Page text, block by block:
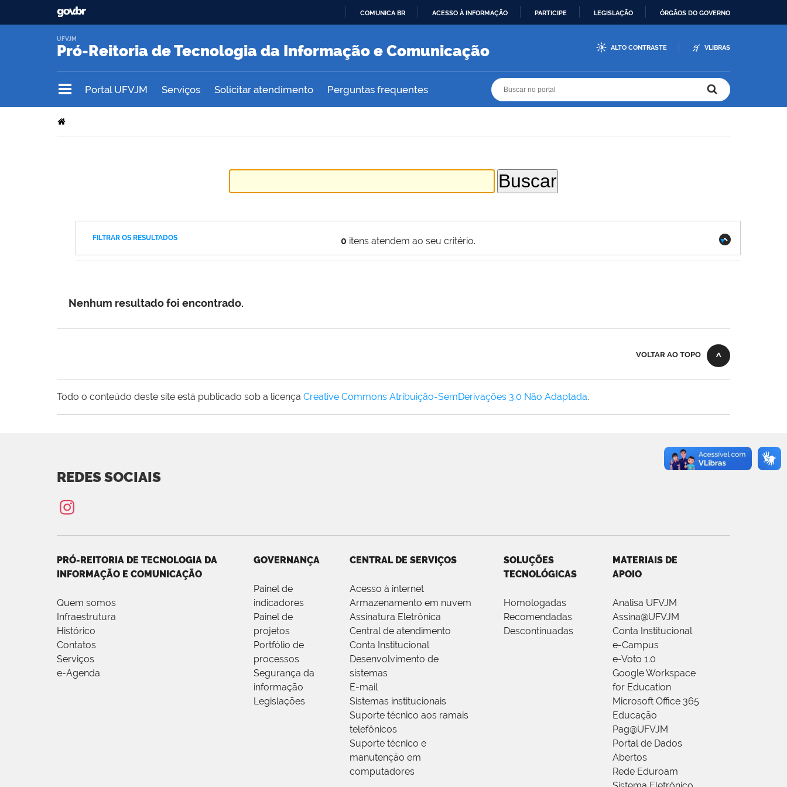
O
COMUNICA BR ACESSO À INFORMAÇÃO PARTICIPE LEGISLAÇÃO ÓRGÃOS DO GOVERNO
Pró-Reitoria de Tecnologia da Informação e Comunicação
UFVJM
ALTO CONTRASTE VLIBRAS
Portal UFVJM Serviços Solicitar atendimento Perguntas frequentes
0 itens atendem ao seu critério.
FILTRAR OS RESULTADOS
Nenhum resultado foi encontrado.
VOLTAR AO TOPO
Todo o conteúdo deste site está publicado sob a licença Creative Commons Atribuição-SemDerivações 3.0 Não Adaptada.
REDES SOCIAIS
PRÓ-REITORIA DE TECNOLOGIA DA
INFORMAÇÃO E COMUNICAÇÃO
Quem somos
Infraestrutura
Histórico
Contatos
Serviços
e-Agenda
GOVERNANÇA
Painel de
indicadores
Painel de
projetos
Portfólio de
processos
Segurança da
informação
Legislações
CENTRAL DE SERVIÇOS
Acesso à internet
Armazenamento em nuvem
Assinatura Eletrônica
Central de atendimento
Conta Institucional
Desenvolvimento de
sistemas
E-mail
Sistemas institucionais
Suporte técnico aos ramais
telefônicos
Suporte técnico e
manutenção em
computadores
SOLUÇÕES
TECNOLÓGICAS
Homologadas
Recomendadas
Descontinuadas
MATERIAIS DE
APOIO
Analisa UFVJM
Assina@UFVJM
Conta Institucional
e-Campus
e-Voto 1.0
Google Workspace
for Education
Microsoft Office 365
Educação
Pag@UFVJM
Portal de Dados
Abertos
Rede Eduroam